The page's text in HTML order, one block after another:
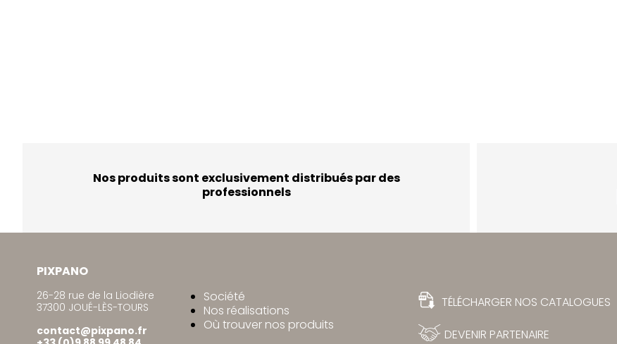
Nos produits sont exclusivement distribués par des
professionnels
PIXPANO
26-28 rue de la Liodière
37300 JOUÉ-LÈS-TOURS
contact@pixpano.fr
Société
Nos réalisations
Où trouver nos produits
TÉLÉCHARGER NOS CATALOGUES
DEVENIR PARTENAIRE